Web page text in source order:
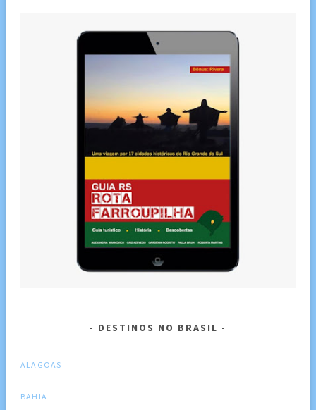
DESTINOS NO BRASIL
ALAGOAS
BAHIA